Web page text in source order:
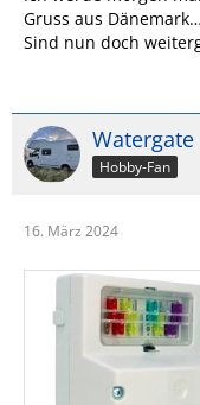
Gruss aus Dänemark…
Sind nun doch
Watergate
Hobby-Fan
16. März 2024